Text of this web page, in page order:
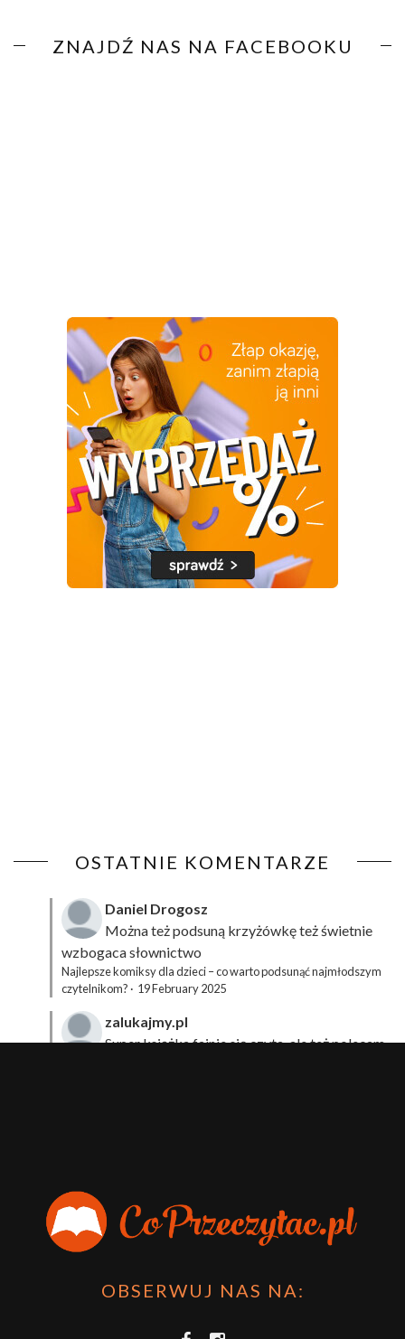
ZNAJDŹ NAS NA FACEBOOKU
OSTATNIE KOMENTARZE
Daniel Drogosz
Można też podsuną krzyżówkęteż świetnie
wzbogaca słownictwo
Najlepsze komiksy dla dzieci – co warto podsunąć najmłodszym
czytelnikom? · 19 February 2025
zalukajmy.pl
Super książka fajnie się czyta, ale też polecam
książki skoro czyta się np na czytniku.
Planer Książkary – ten gadżet powinien mieć każdy
książkoholik!
8 December 2023
OBSERWUJ NAS NA: